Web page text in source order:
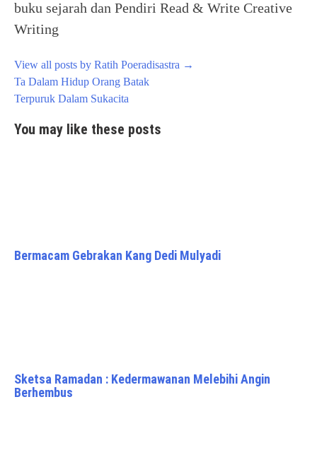
buku sejarah dan Pendiri Read & Write Creative
Writing
View all posts by Ratih Poeradisastra →
Post
navigation
Ta Dalam Hidup Orang Batak
Terpuruk Dalam Sukacita
You may like these posts
Bermacam Gebrakan Kang Dedi Mulyadi
Sketsa Ramadan : Kedermawanan Melebihi Angin
Berhembus